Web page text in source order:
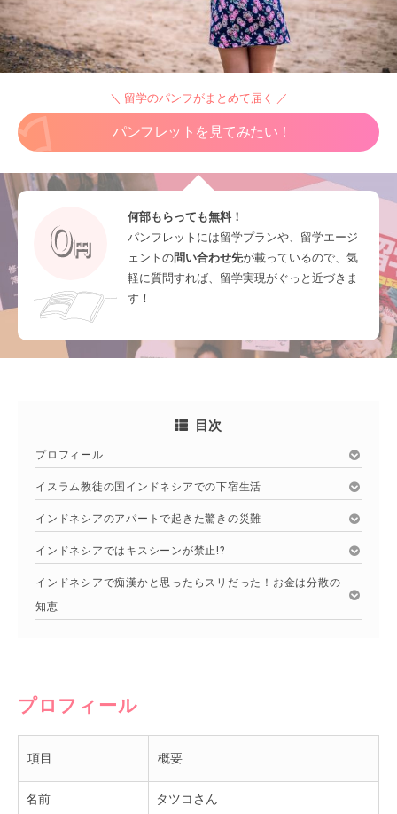
＼ 留学のパンフがまとめて届く ／
パンフレットを見てみたい！
何部もらっても無料！
パンフレットには留学プランや、留学エージ
ェントの問い合わせ先が載っているので、気
軽に質問すれば、留学実現がぐっと近づきま
す！
目次
プロフィール
イスラム教徒の国インドネシアでの下宿生活
インドネシアのアパートで起きた驚きの災難
インドネシアではキスシーンが禁止!?
インドネシアで痴漢かと思ったらスリだった！お金は分散の
知恵
プロフィール
項目 概要
名前 タツコさん